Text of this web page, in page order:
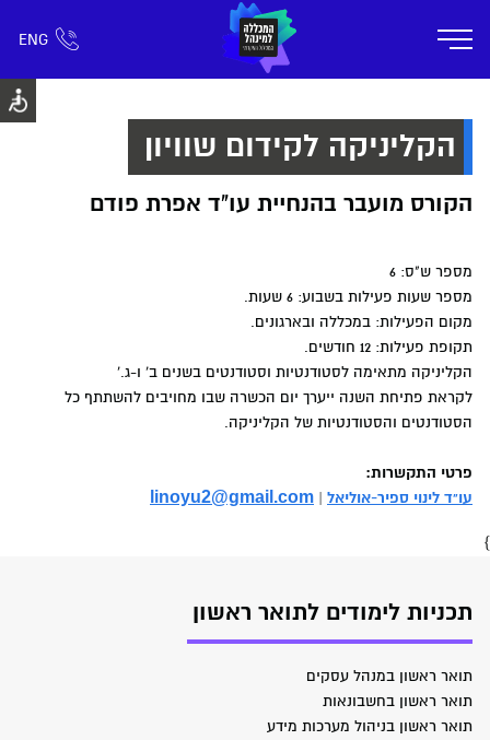
ENG
חפש כל דבר רישום ומידע אזור אישי
אודות תוכניות הלימוד קמפוס דימונה
הקליניקה לקידום שוויון
הקורס מועבר בהנחיית עו"ד אפרת פודם
מספר ש"ס: 6
מספר שעות פעילות בשבוע: 6 שעות.
מקום הפעילות: במכללה ובארגונים.
תקופת פעילות: 12 חודשים.
הקליניקה מתאימה לסטודנטיות וסטודנטים בשנים ב' ו-ג.'
לקראת פתיחת השנה ייערך יום הכשרה שבו מחויבים להשתתף כל
הסטודנטים והסטודנטיות של הקליניקה.
פרטי התקשרות:
עו"ד לינוי ספיר-אוליאל |
linoyu2@gmail.com
}
תכניות לימודים לתואר ראשון
תואר ראשון במנהל עסקים
תואר ראשון בחשבונאות
תואר ראשון בניהול מערכות מידע